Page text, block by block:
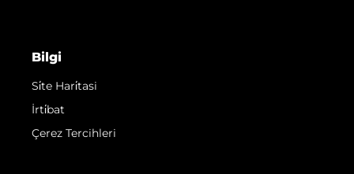
Bilgi
Si̇te Hari̇tasi
İrti̇bat
Çerez Tercihleri